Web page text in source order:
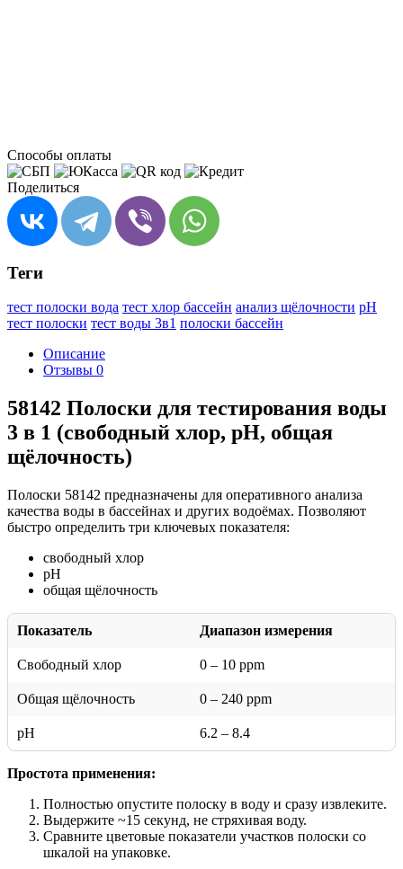
Способы оплаты
Поделиться
Теги
тест полоски вода тест хлор бассейн анализ щёлочности pH
тест полоски тест воды 3в1 полоски бассейн
Описание
Отзывы 0
58142 Полоски для тестирования воды
3 в 1 (свободный хлор, pH, общая
щёлочность)
Полоски 58142 предназначены для оперативного анализа
качества воды в бассейнах и других водоёмах. Позволяют
быстро определить три ключевых показателя:
свободный хлор
pH
общая щёлочность
Показатель Диапазон измерения
Свободный хлор 0 – 10 ppm
Общая щёлочность 0 – 240 ppm
pH 6.2 – 8.4
Простота применения:
Полностью опустите полоску в воду и сразу извлеките.
Выдержите ~15 секунд, не стряхивая воду.
Сравните цветовые показатели участков полоски со
шкалой на упаковке.